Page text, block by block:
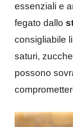
essenziali e
fegato dallo
consigliabile
saturi,
possono